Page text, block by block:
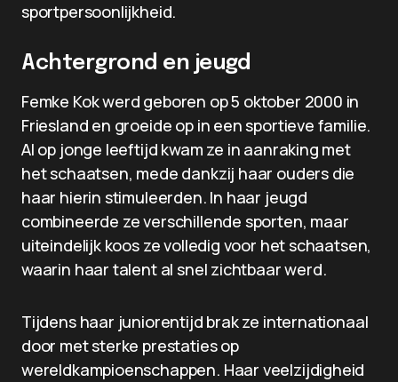
sportpersoonlijkheid.
Achtergrond en jeugd
Femke Kok werd geboren op 5 oktober 2000 in
Friesland en groeide op in een sportieve familie.
Al op jonge leeftijd kwam ze in aanraking met
het schaatsen, mede dankzij haar ouders die
haar hierin stimuleerden. In haar jeugd
combineerde ze verschillende sporten, maar
uiteindelijk koos ze volledig voor het schaatsen,
waarin haar talent al snel zichtbaar werd.
Tijdens haar juniorentijd brak ze internationaal
door met sterke prestaties op
wereldkampioenschappen. Haar veelzijdigheid